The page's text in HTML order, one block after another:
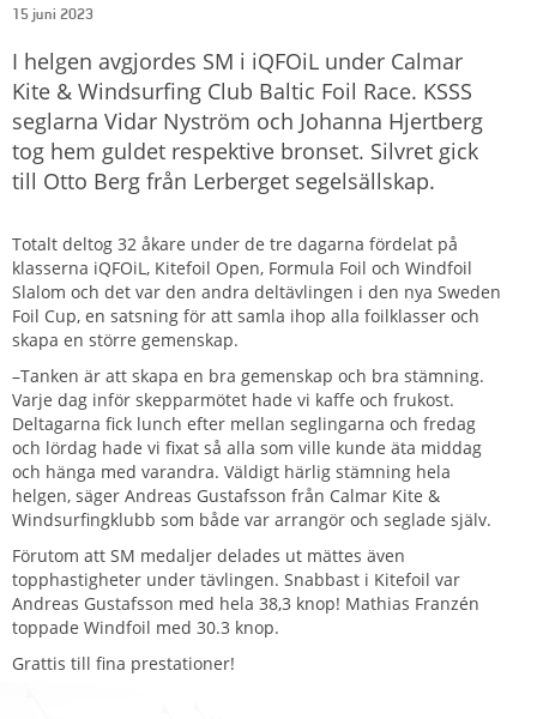
15 juni 2023
I helgen avgjordes SM i iQFOiL under Calmar
Kite & Windsurfing Club Baltic Foil Race. KSSS
seglarna Vidar Nyström och Johanna Hjertberg
tog hem guldet respektive bronset. Silvret gick
till Otto Berg från Lerberget segelsällskap.
Totalt deltog 32 åkare under de tre dagarna fördelat på
klasserna iQFOiL, Kitefoil Open, Formula Foil och Windfoil
Slalom och det var den andra deltävlingen i den nya Sweden
Foil Cup, en satsning för att samla ihop alla foilklasser och
skapa en större gemenskap.
–Tanken är att skapa en bra gemenskap och bra stämning.
Varje dag inför skepparmötet hade vi kaffe och frukost.
Deltagarna fick lunch efter mellan seglingarna och fredag
och lördag hade vi fixat så alla som ville kunde äta middag
och hänga med varandra. Väldigt härlig stämning hela
helgen, säger Andreas Gustafsson från Calmar Kite &
Windsurfingklubb som både var arrangör och seglade själv.
Förutom att SM medaljer delades ut mättes även
topphastigheter under tävlingen. Snabbast i Kitefoil var
Andreas Gustafsson med hela 38,3 knop! Mathias Franzén
toppade Windfoil med 30.3 knop.
Grattis till fina prestationer!